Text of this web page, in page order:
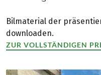
Bilmaterial der
downloaden.
ZUR VOLLSTÄNDIGEN